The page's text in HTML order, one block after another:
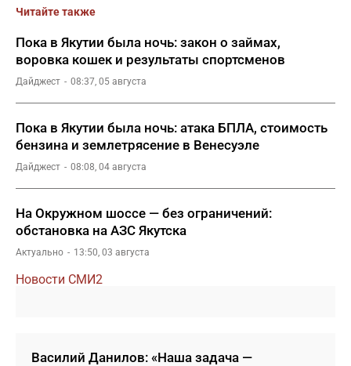
Читайте также
Пока в Якутии была ночь: закон о займах,
воровка кошек и результаты спортсменов
Дайджест 08:37, 05 августа
Пока в Якутии была ночь: атака БПЛА, стоимость
бензина и землетрясение в Венесуэле
Дайджест 08:08, 04 августа
На Окружном шоссе — без ограничений:
обстановка на АЗС Якутска
Актуально 13:50, 03 августа
Новости СМИ2
Василий Данилов: «Наша задача —